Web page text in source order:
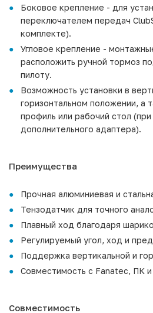
Боковое крепление - для
переключателем передач
комплекте).
Угловое крепление -
расположить ручной тормоз
пилоту.
Возможность установки в
горизонтальном положении, а
профиль или рабочий стол (при
дополнительного адаптера).
Преимущества
Прочная алюминиевая и
Тензодатчик для точного
Плавный ход благодаря
Регулируемый угол, ход и
Поддержка вертикальной и
Совместимость с Fanatec, ПК
Совместимость